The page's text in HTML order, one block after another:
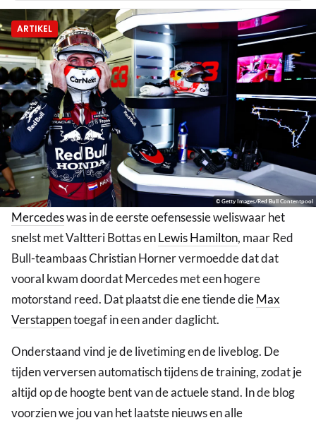
ARTIKEL
© Getty Images/Red Bull Contentpool
Mercedeswas in de eerste oefensessie weliswaar het
snelst met Valtteri Bottas enLewis Hamilton, maar Red
Bull-teambaas Christian Horner vermoedde dat dat
vooral kwam doordat Mercedes met een hogere
motorstand reed. Dat plaatst die ene tiende dieMax
Verstappentoegaf in een ander daglicht.
Onderstaand vind je de livetiming en de liveblog. De
tijden verversen automatisch tijdens de training, zodat je
altijd op de hoogte bent van de actuele stand. In de blog
voorzien we jou van het laatste nieuws en alle